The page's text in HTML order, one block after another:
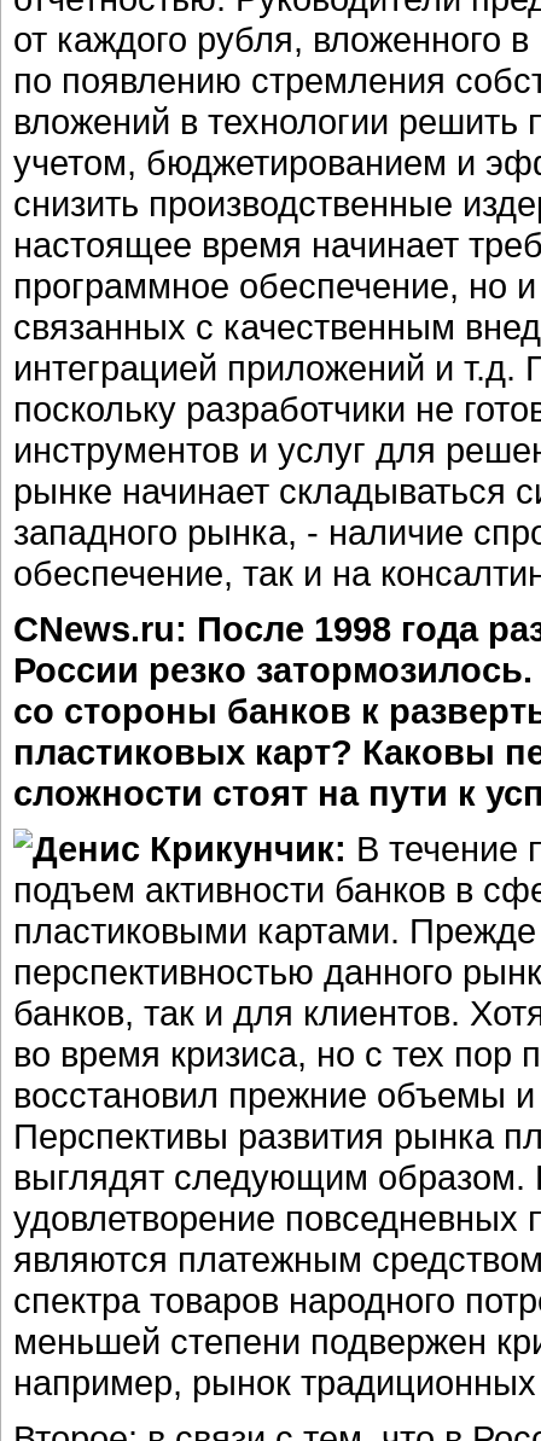
от каждого рубля, вложенного
по появлению стремления
вложений в технологии
учетом, бюджетированием и
снизить производственные
настоящее время начинает
программное обеспечение, но
связанных с качественным
интеграцией приложений и
поскольку разработчики не
инструментов и услуг для
рынке начинает складываться
западного рынка, - наличие
обеспечение, так и на
CNews.ru: После 1998 года
России резко
со стороны банков к
пластиковых карт? Каковы
сложности стоят на пути к
Денис Крикунчик: В течение
подъем активности банков в
пластиковыми картами.
перспективностью данного
банков, так и для клиентов.
во время кризиса, но с тех пор
восстановил прежние объемы
Перспективы развития рынка
выглядят следующим образом.
удовлетворение повседневных
являются платежным
спектра товаров народного
меньшей степени подвержен
например, рынок традиционных